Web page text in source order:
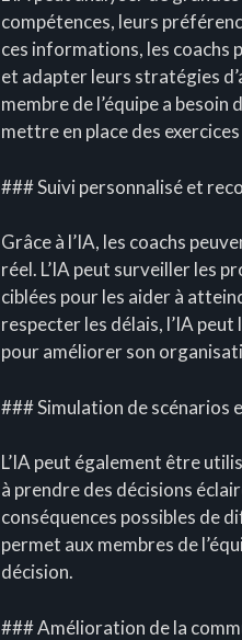
compétences, leurs
ces informations, les coachs
et adapter leurs stratégies
membre de l’équipe a
mettre en place des
### Suivi personnalisé et
Grâce à l’IA, les coachs
réel. L’IA peut surveiller les
ciblées pour les aider à
respecter les délais, l’IA
pour améliorer son
### Simulation de scénarios
L’IA peut également être
à prendre des décisions
conséquences possibles de
permet aux membres de
décision.
### Amélioration de la